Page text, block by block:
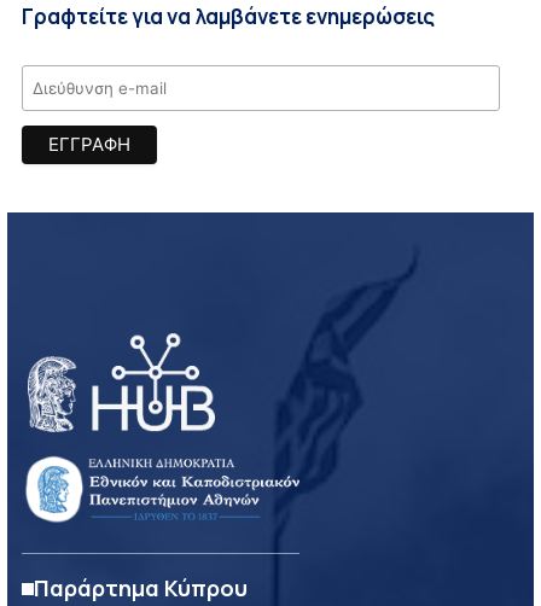
Γραφτείτε για να λαμβάνετε ενημερώσεις
Παράρτημα Κύπρου